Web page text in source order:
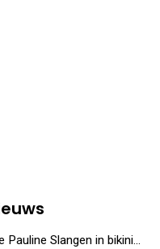
Pauline Slangen in bikini...